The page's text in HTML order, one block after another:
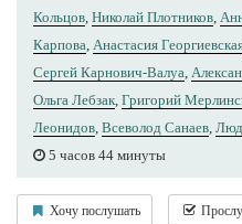
Кольцов Николай Плотников
Карпова Анастасия
Сергей Карнович-Валуа
Ольга Лебзак Григорий
Леонидов Всеволод Санаев
5 часов 44 минуты
Хочу послушать